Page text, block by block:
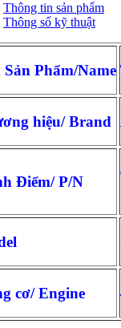
Thông tin sản phẩm
Thông số kỹ thuật
Sản Phẩm/Name
hiệu/ Brand
Điểm/ P/N
cơ/ Engine